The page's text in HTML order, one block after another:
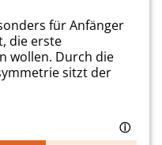
für Anfänger
die erste
wollen. Durch die
sitzt der
ⓘ